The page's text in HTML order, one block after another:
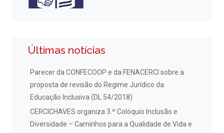
Últimas notícias
Parecer da CONFECOOP e da FENACERCI sobre a
proposta de revisão do Regime Jurídico da
Educação Inclusiva (DL 54/2018)
CERCICHAVES organiza 3.º Colóquio Inclusão e
Diversidade – Caminhos para a Qualidade de Vida e